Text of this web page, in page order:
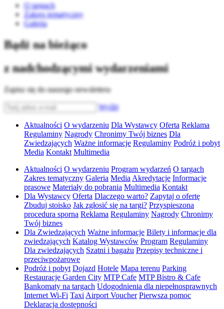
O targach
Zakres tematyczny
Galeria
Bądź na bieżąco
z nadchodzącymi wydarzeniami
Zapisz się do naszego newslettera
Wyślij
Aktualności O wydarzeniu Dla Wystawcy Oferta Reklama
Regulaminy Nagrody Chronimy Twój biznes Dla
Zwiedzających Ważne informacje Regulaminy Podróż i pobyt
Media Kontakt Multimedia
Aktualności O wydarzeniu Program wydarzeń O targach
Zakres tematyczny Galeria Media Akredytacje Informacje
prasowe Materiały do pobrania Multimedia Kontakt
Dla Wystawcy Oferta Dlaczego warto? Zapytaj o ofertę
Zbuduj stoisko Jak zgłosić się na targi? Przyspieszona
procedura sporna Reklama Regulaminy Nagrody Chronimy
Twój biznes
Dla Zwiedzających Ważne informacje Bilety i informacje dla
zwiedzających Katalog Wystawców Program Regulaminy
Dla zwiedzających Szatni i bagażu Przepisy techniczne i
przeciwpożarowe
Podróż i pobyt Dojazd Hotele Mapa terenu Parking
Restauracje Garden City MTP Cafe MTP Bistro & Cafe
Bankomaty na targach Udogodnienia dla niepełnosprawnych
Internet Wi-Fi Taxi Airport Voucher Pierwsza pomoc
Deklaracja dostępności